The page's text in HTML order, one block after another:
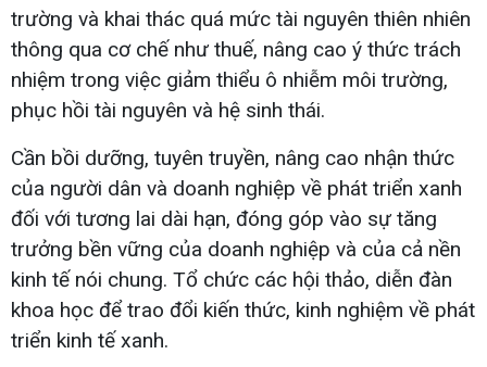
trường và khai thác quá mức tài nguyên thiên nhiên
thông qua cơ chế như thuế, nâng cao ý thức trách
nhiệm trong việc giảm thiểu ô nhiễm môi trường,
phục hồi tài nguyên và hệ sinh thái.
Cần bồi dưỡng, tuyên truyền, nâng cao nhận thức
của người dân và doanh nghiệp về phát triển xanh
đối với tương lai dài hạn, đóng góp vào sự tăng
trưởng bền vững của doanh nghiệp và của cả nền
kinh tế nói chung. Tổ chức các hội thảo, diễn đàn
khoa học để trao đổi kiến thức, kinh nghiệm về phát
triển kinh tế xanh.